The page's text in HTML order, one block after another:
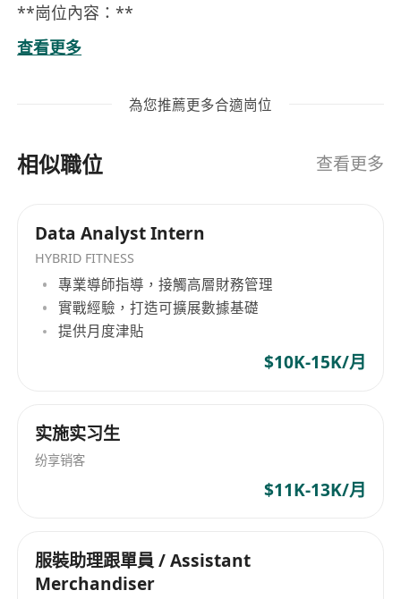
**崗位內容：**
1. 為客戶提供升學與移民規劃建議，根據個人背景
及需求制定合適方案。
合相關法規及政策要求。
配置建議，提升客戶資產效益。
5. 參與各類教育展覽、移民博覽與投資路演活動，
拓展潛在客戶資源。
**工作要求：**
1. 大學畢業或以上學歷，主修金融、市場營銷、法
3. 擁有良好的溝通能力與服務意識，能有效理解客
戶需求並提供專業意見。
4. 具備基本市場推廣知識，熟悉社交媒體及數位行
作壓力並達成目標。
查看更多
為您推薦更多合適崗位
相似職位 查看更多
Data Analyst Intern
HYBRID FITNESS
專業導師指導，接觸高層財務管理
實戰經驗，打造可擴展數據基礎
提供月度津貼
$10K-15K/月
实施实习生
纷享销客
$11K-13K/月
服裝助理跟單員 / Assistant
Merchandiser